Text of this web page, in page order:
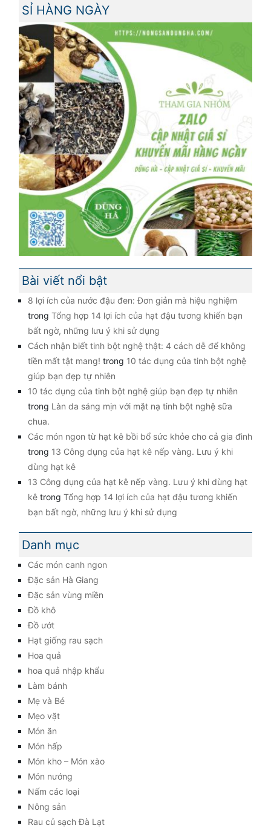
SỈ HÀNG NGÀY
Bài viết nổi bật
8 lợi ích của nước đậu đen: Đơn giản mà hiệu nghiệm
trong Tổng hợp 14 lợi ích của hạt đậu tương khiến bạn
bất ngờ, những lưu ý khi sử dụng
Cách nhận biết tinh bột nghệ thật: 4 cách dễ để không
tiền mất tật mang! trong 10 tác dụng của tinh bột nghệ
giúp bạn đẹp tự nhiên
10 tác dụng của tinh bột nghệ giúp bạn đẹp tự nhiên
trong Làn da sáng mịn với mặt nạ tinh bột nghệ sữa
chua.
Các món ngon từ hạt kê bồi bổ sức khỏe cho cả gia đình
trong 13 Công dụng của hạt kê nếp vàng. Lưu ý khi
dùng hạt kê
13 Công dụng của hạt kê nếp vàng. Lưu ý khi dùng hạt
kê trong Tổng hợp 14 lợi ích của hạt đậu tương khiến
bạn bất ngờ, những lưu ý khi sử dụng
Danh mục
Các món canh ngon
Đặc sản Hà Giang
Đặc sản vùng miền
Đồ khô
Đồ ướt
Hạt giống rau sạch
Hoa quả
hoa quả nhập khẩu
Làm bánh
Mẹ và Bé
Mẹo vặt
Món ăn
Món hấp
Món kho – Món xào
Món nướng
Nấm các loại
Nông sản
Rau củ sạch Đà Lạt